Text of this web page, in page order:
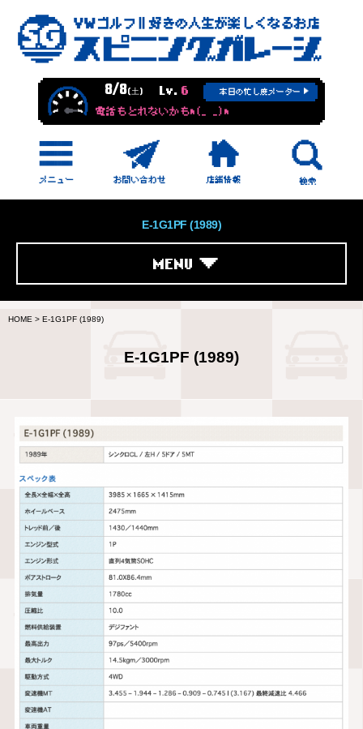
8/8(土) Lv. 6 本日の忙し度メーター
電話もとれないかもm(_ _)m
E-1G1PF (1989)
MENU
HOME > E-1G1PF (1989)
E-1G1PF (1989)